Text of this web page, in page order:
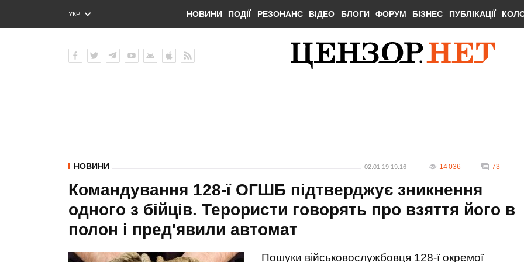
УКР
ENG
НОВИНИ ПОДІЇ РЕЗОНАНС ВІДЕО БЛОГИ ФОРУМ БІЗНЕС ПУБЛІКАЦІЇ
НОВИНИ 02.01.19 19:16 14 036 73
Командування 128-ї ОГШБ підтверджує зникнення
одного з бійців. Терористи говорять про взяття його в
полон і пред'явили автомат
Пошуки військовослужбовця 128-ї окремої